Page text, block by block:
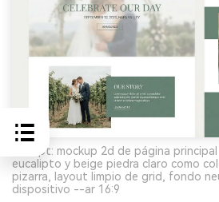
Prompt: mockup 2d de página
eucalipto y beige piedra claro como
pizarra, layout limpio de grid, fondo
dispositivo --ar 16:9